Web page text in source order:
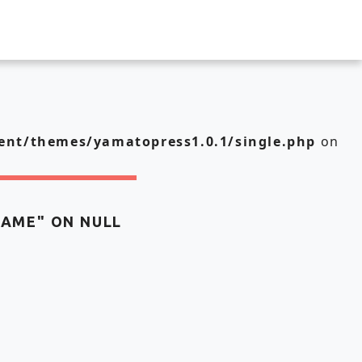
themes/yamatopress1.0.1/single.php on
ON NULL